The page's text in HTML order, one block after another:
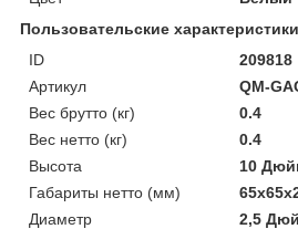
Пользовательские характеристики
ID
209818
Артикул
QM-
Вес брутто (кг)
0.4
Вес нетто (кг)
0.4
Высота
10
Габариты нетто (мм)
Диаметр
2,5